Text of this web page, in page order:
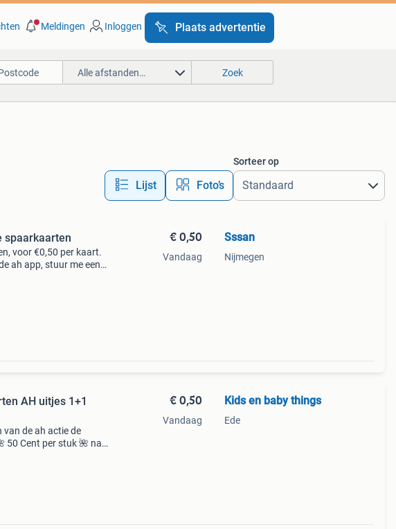
Meldingen Inloggen Plaats advertentie
Alle afstanden… Zoek
Lijst Foto’s
Sorteer op
spaarkaarten
voor €0,50 per kaart.
ah app, stuur me een
€ 0,50
Vandaag
Sssan
Nijmegen
AH uitjes 1+1
de ah actie de
50 Cent per stuk 🌺 na
€ 0,50
Vandaag
Kids en baby things
Ede